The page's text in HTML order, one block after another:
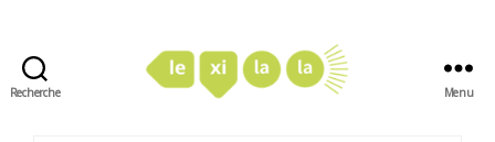
Recherche Menu